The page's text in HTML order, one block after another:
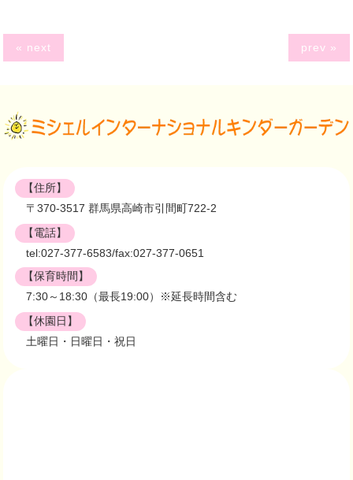
« next prev »
【住所】
〒370-3517 群馬県高崎市引間町722-2
【電話】
tel:027-377-6583/fax:027-377-0651
【保育時間】
7:30～18:30（最長19:00）※延長時間含む
【休園日】
土曜日・日曜日・祝日